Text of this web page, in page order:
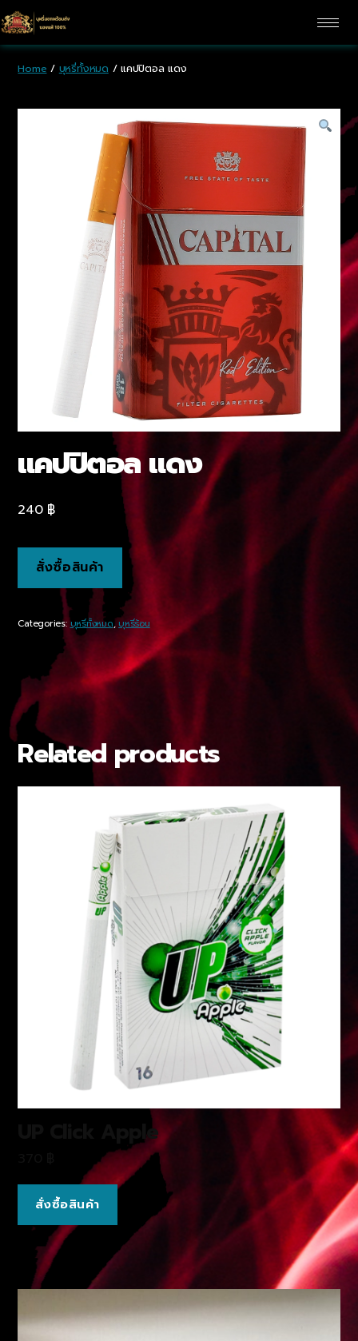
Home / บุหรี่ทั้งหมด / แคปปิตอล แดง
แคปปิตอล แดง
240 ฿
สั่งซื้อสินค้า
Categories:บุหรี่ทั้งหมด, บุหรี่ร้อน
Related products
UP Click Apple
สั่งซื้อสินค้า